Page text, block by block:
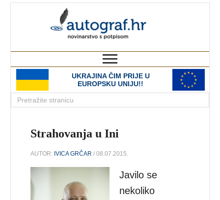
UKRAJINA ČIM PRIJE U
EUROPSKU UNIJU!!
Strahovanja u Ini
AUTOR: IVICA GRČAR / 08.07.2015.
Javilo se
nekoliko